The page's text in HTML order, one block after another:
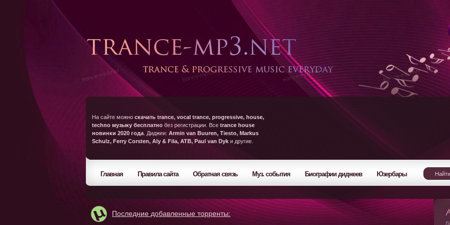
На сайте можно скачать trance, vocal trance, progressive, house,
techno музыку бесплатно без регистрации. Все trance house
новинки 2020 года . Диджеи: Armin van Buuren, Tiesto, Markus
Schulz, Ferry Corsten, Aly & Fila, ATB, Paul van Dyk и другие.
Главная Правила сайта Обратная связь Муз. события Биографии диджеев Юзербары
Последние добавленные торренты: